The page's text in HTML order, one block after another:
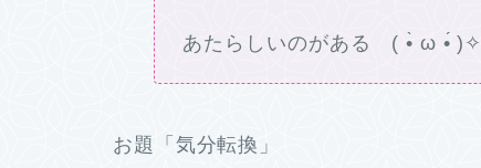
あたらしいのがある ( •̀ ω •́ )✧
お題「気分転換」